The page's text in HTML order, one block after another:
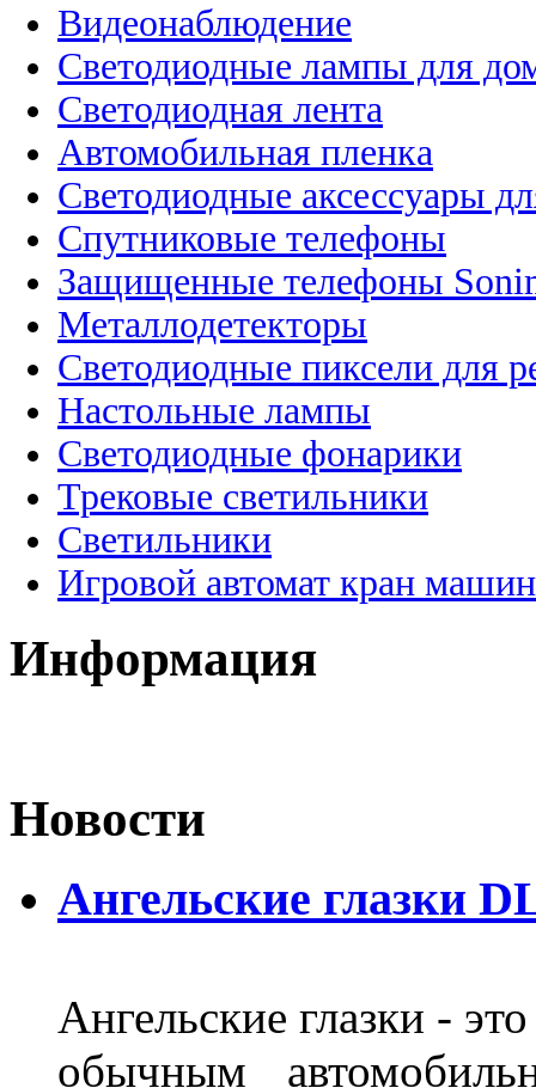
Видеонаблюдение
Светодиодные лампы для
Светодиодная лента
Автомобильная пленка
Светодиодные аксессуары
Спутниковые телефоны
Защищенные телефоны
Металлодетекторы
Светодиодные пиксели для
Настольные лампы
Светодиодные фонарики
Трековые светильники
Светильники
Игровой автомат кран
Информация
Новости
Ангельские глазки
Ангельские глазки -
обычным